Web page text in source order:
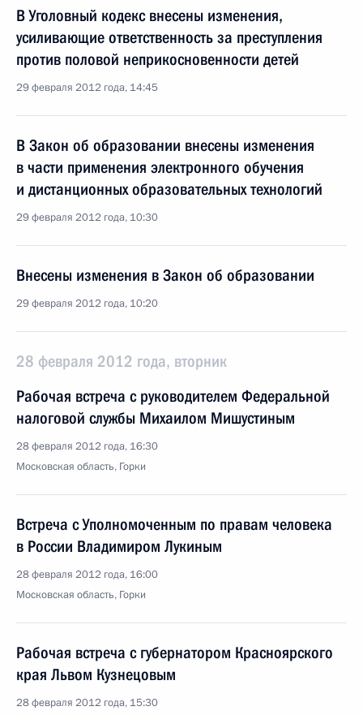
В Уголовный кодекс внесены изменения,
усиливающие ответственность за преступления
против половой неприкосновенности детей
29 февраля 2012 года, 14:45
В Закон об образовании внесены изменения
в части применения электронного обучения
и дистанционных образовательных технологий
29 февраля 2012 года, 10:30
Внесены изменения в Закон об образовании
29 февраля 2012 года, 10:20
28 февраля 2012 года, вторник
Рабочая встреча с руководителем Федеральной
налоговой службы Михаилом Мишустиным
28 февраля 2012 года, 16:30
Московская область, Горки
Встреча с Уполномоченным по правам человека
в России Владимиром Лукиным
28 февраля 2012 года, 16:00
Московская область, Горки
Рабочая встреча с губернатором Красноярского
края Львом Кузнецовым
28 февраля 2012 года, 15:30